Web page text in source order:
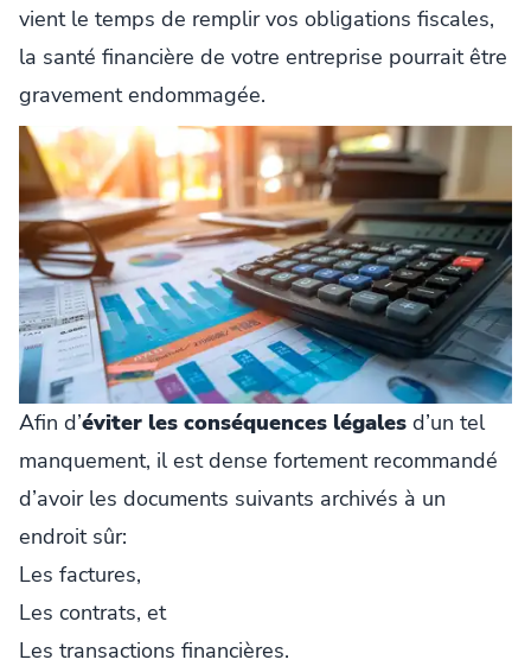
vient le temps de remplir vos obligations fiscales,
la santé financière de votre entreprise pourrait être
gravement endommagée.
Afin d’éviter les conséquences légales d’un tel
manquement, il est dense fortement recommandé
d’avoir les documents suivants archivés à un
endroit sûr:
Les factures,
Les contrats, et
Les transactions financières.